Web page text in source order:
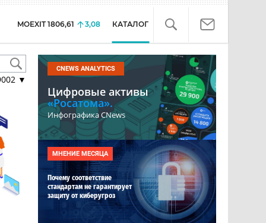
MOEXIT 1806,61 3,08 КАТАЛОГ
▼
CNEWS ANALYTICS
Цифровые активы
«Росатома».
Инфографика CNews
МНЕНИЕ МЕСЯЦА
Почему соответствие
стандартам не гарантирует
защиту от киберугроз